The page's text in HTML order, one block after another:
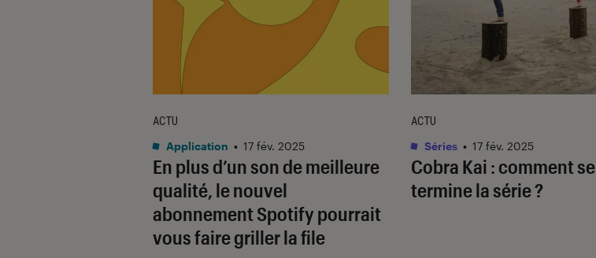
En plus d’un son de meilleure
qualité, le nouvel
abonnement Spotify pourrait
vous faire griller la file
ACTU
Application • 17 fév. 2025
Cobra Kai : comment se
termine la série ?
ACTU
Séries • 17 fév. 2025